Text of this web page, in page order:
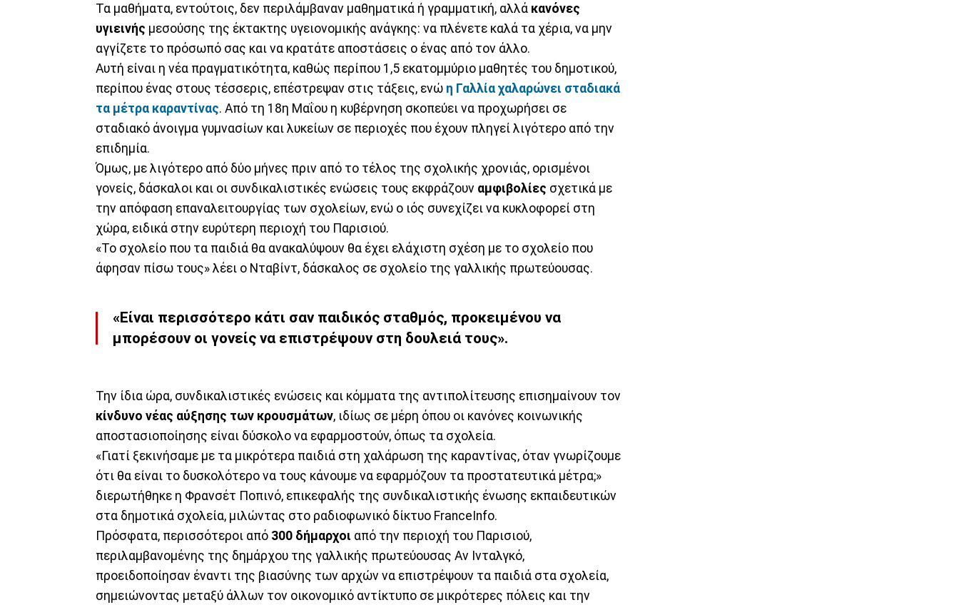
Τα μαθήματα, εντούτοις, δεν περιλάμβαναν μαθηματικά ή γραμματική, αλλά κανόνες
υγιεινής μεσούσης της έκτακτης υγειονομικής ανάγκης: να πλένετε καλά τα χέρια, να μην
αγγίζετε το πρόσωπό σας και να κρατάτε αποστάσεις ο ένας από τον άλλο.
Αυτή είναι η νέα πραγματικότητα, καθώς περίπου 1,5 εκατομμύριο μαθητές του δημοτικού,
περίπου ένας στους τέσσερις, επέστρεψαν στις τάξεις, ενώ η Γαλλία χαλαρώνει σταδιακά
τα μέτρα καραντίνας. Από τη 18η Μαΐου η κυβέρνηση σκοπεύει να προχωρήσει σε
σταδιακό άνοιγμα γυμνασίων και λυκείων σε περιοχές που έχουν πληγεί λιγότερο από την
επιδημία.
Όμως, με λιγότερο από δύο μήνες πριν από το τέλος της σχολικής χρονιάς, ορισμένοι
γονείς, δάσκαλοι και οι συνδικαλιστικές ενώσεις τους εκφράζουν αμφιβολίες σχετικά με
την απόφαση επαναλειτουργίας των σχολείων, ενώ ο ιός συνεχίζει να κυκλοφορεί στη
χώρα, ειδικά στην ευρύτερη περιοχή του Παρισιού.
«Το σχολείο που τα παιδιά θα ανακαλύψουν θα έχει ελάχιστη σχέση με το σχολείο που
άφησαν πίσω τους» λέει ο Νταβίντ, δάσκαλος σε σχολείο της γαλλικής πρωτεύουσας.
«Είναι περισσότερο κάτι σαν παιδικός σταθμός, προκειμένου να
μπορέσουν οι γονείς να επιστρέψουν στη δουλειά τους».
Την ίδια ώρα, συνδικαλιστικές ενώσεις και κόμματα της αντιπολίτευσης επισημαίνουν τον
κίνδυνο νέας αύξησης των κρουσμάτων, ιδίως σε μέρη όπου οι κανόνες κοινωνικής
αποστασιοποίησης είναι δύσκολο να εφαρμοστούν, όπως τα σχολεία.
«Γιατί ξεκινήσαμε με τα μικρότερα παιδιά στη χαλάρωση της καραντίνας, όταν γνωρίζουμε
ότι θα είναι το δυσκολότερο να τους κάνουμε να εφαρμόζουν τα προστατευτικά μέτρα;»
διερωτήθηκε η Φρανσέτ Ποπινό, επικεφαλής της συνδικαλιστικής ένωσης εκπαιδευτικών
στα δημοτικά σχολεία, μιλώντας στο ραδιοφωνικό δίκτυο FranceInfo.
Πρόσφατα, περισσότεροι από 300 δήμαρχοι από την περιοχή του Παρισιού,
περιλαμβανομένης της δημάρχου της γαλλικής πρωτεύουσας Αν Ινταλγκό,
προειδοποίησαν έναντι της βιασύνης των αρχών να επιστρέψουν τα παιδιά στα σχολεία,
σημειώνοντας μεταξύ άλλων τον οικονομικό αντίκτυπο σε μικρότερες πόλεις και την